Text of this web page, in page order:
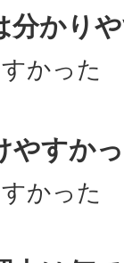
分かり
かった
やすか
かった